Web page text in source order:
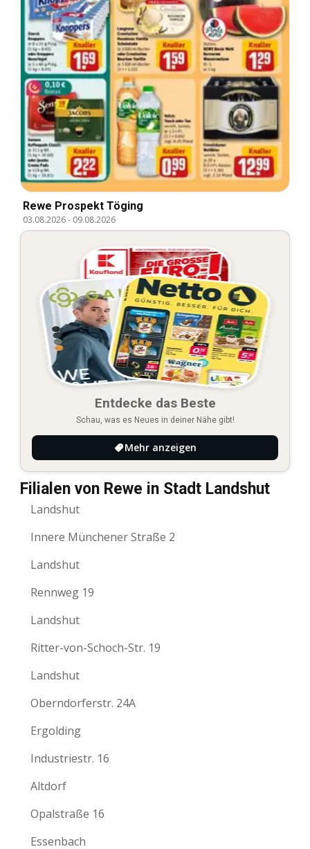
Rewe Prospekt Töging
03.08.2026- 09.08.2026
Entdecke das Beste
Schau, was es Neues in deiner Nähe gibt!
Mehr anzeigen
Filialen von Rewe in Stadt Landshut
Landshut
Innere Münchener Straße 2
Landshut
Rennweg 19
Landshut
Ritter-von-Schoch-Str. 19
Landshut
Oberndorferstr. 24A
Ergolding
Industriestr. 16
Altdorf
Opalstraße 16
Essenbach